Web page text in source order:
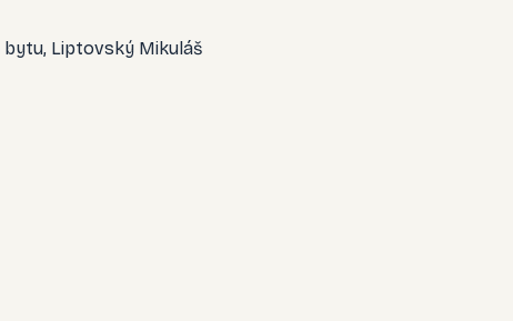
Liptovský Mikuláš